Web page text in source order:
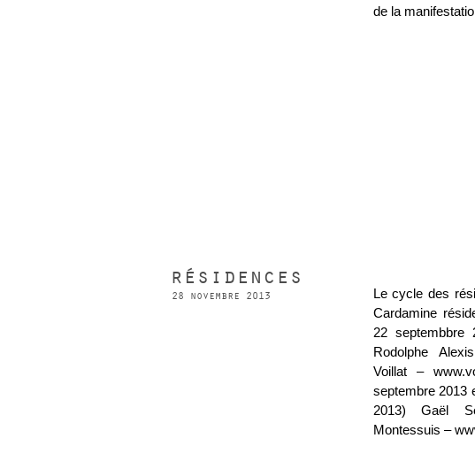
de la
résidences
28 novembre 2013
Le cycle des
Cardamine
22 septembbre
Rodolphe
Voillat –
septembre 2013
2013) Gaël
Montessuis –